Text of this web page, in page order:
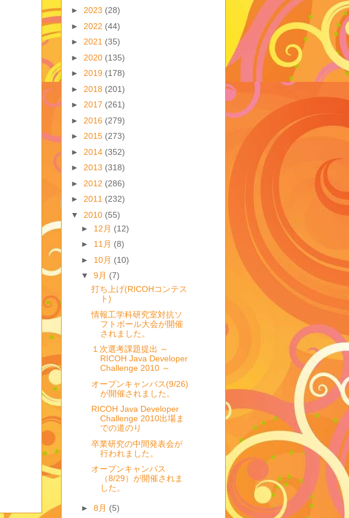
► 2023 (28)
► 2022 (44)
► 2021 (35)
► 2020 (135)
► 2019 (178)
► 2018 (201)
► 2017 (261)
► 2016 (279)
► 2015 (273)
► 2014 (352)
► 2013 (318)
► 2012 (286)
► 2011 (232)
▼ 2010 (55)
► 12月 (12)
► 11月 (8)
► 10月 (10)
▼ 9月 (7)
打ち上げ(RICOHコンテス
ト)
情報工学科研究室対抗ソ
フトボール大会が開催
されました。
１次選考課題提出 ～
RICOH Java Developer
Challenge 2010 ～
オープンキャンパス(9/26)
が開催されました。
RICOH Java Developer
Challenge 2010出場ま
での道のり
卒業研究の中間発表会が
行われました。
オープンキャンパス
（8/29）が開催されま
した。
► 8月 (5)